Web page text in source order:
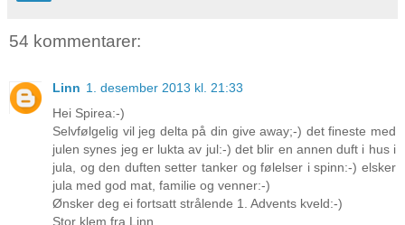
54 kommentarer:
Linn 1. desember 2013 kl. 21:33
Hei Spirea:-)
Selvfølgelig vil jeg delta på din give away;-) det fineste med
julen synes jeg er lukta av jul:-) det blir en annen duft i hus i
jula, og den duften setter tanker og følelser i spinn:-) elsker
jula med god mat, familie og venner:-)
Ønsker deg ei fortsatt strålende 1. Advents kveld:-)
Stor klem fra Linn